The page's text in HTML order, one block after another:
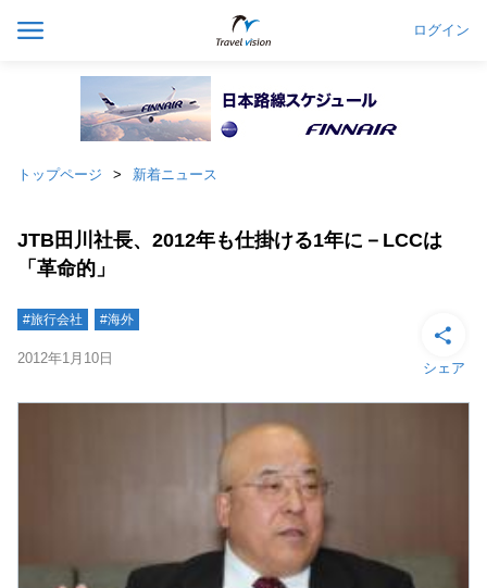
ログイン
トップページ 新着ニュース
JTB田川社長、2012年も仕掛ける1年に－LCCは
「革命的」
#旅行会社 #海外
2012年1月10日
シェア